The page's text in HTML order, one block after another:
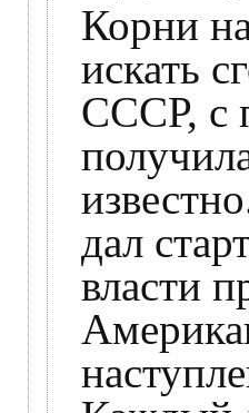
Корни
искать
СССР, с
дал
власти